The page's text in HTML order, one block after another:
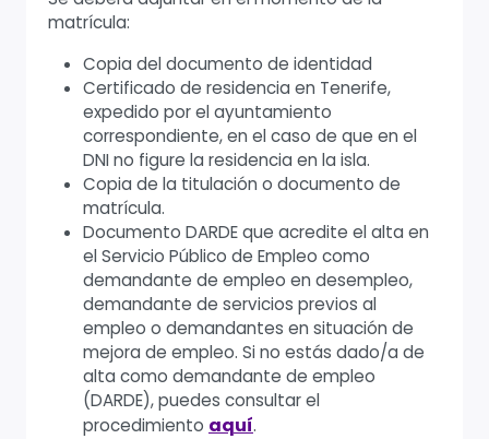
matrícula:
Copia del documento de identidad
Certificado de residencia en Tenerife,
expedido por el ayuntamiento
correspondiente, en el caso de que en el
DNI no figure la residencia en la isla.
Copia de la titulación o documento de
matrícula.
Documento DARDE que acredite el alta en
el Servicio Público de Empleo como
demandante de empleo en desempleo,
demandante de servicios previos al
empleo o demandantes en situación de
mejora de empleo. Si no estás dado/a de
alta como demandante de empleo
(DARDE), puedes consultar el
procedimiento aquí.